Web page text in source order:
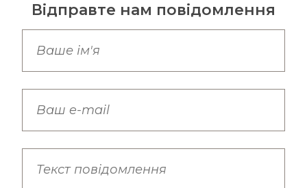
Відправте нам повідомлення